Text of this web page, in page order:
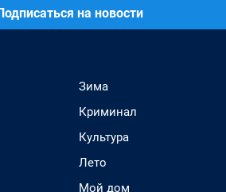
на новости
Зима
Криминал
Культура
Лето
Мой дом